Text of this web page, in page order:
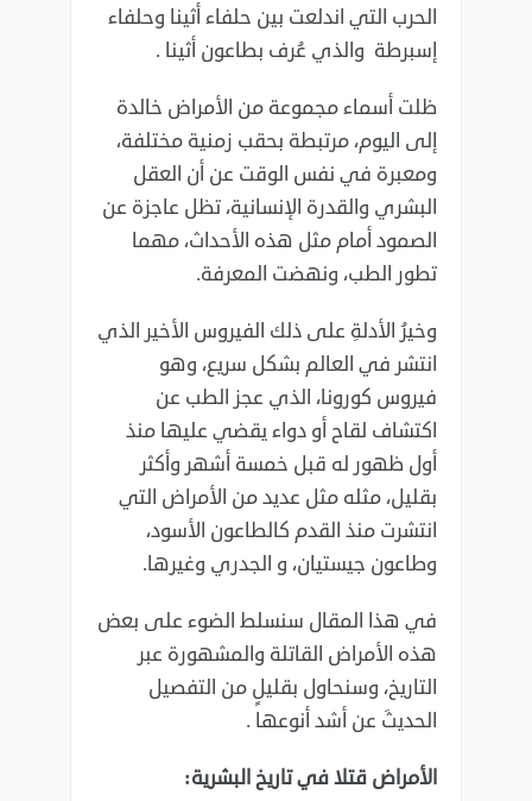
الحرب التي اندلعت بين حلفاء أثينا وحلفاء
إسبرطة‎ ‎والذي عُرف بطاعون أثينا .‏
ظلت أسماء مجموعة من الأمراض خالدة
إلى اليوم، مرتبطة بحقب زمنية مختلفة،
‏ومعبرة في نفس الوقت عن أن العقل
البشري والقدرة الإنسانية، تظل عاجزة عن
‏الصمود أمام مثل هذه الأحداث، مهما
تطور الطب، ونهضت المعرفة.‏
وخيرُ الأدلةِ على ذلك الفيروس الأخير الذي
انتشر في العالم بشكل سريع، وهو
‏فيروس كورونا، الذي عجز الطب عن
اكتشاف لقاح أو دواء يقضي عليها منذ
أول ‏ظهور له قبل خمسة أشهر وأكثر
بقليل، مثله مثل عديد من الأمراض التي
انتشرت منذ ‏القدم كالطاعون الأسود،
وطاعون جيستيان، و الجدري وغيرها.‏
في هذا المقال سنسلط الضوء على بعض
هذه الأمراض القاتلة والمشهورة عبر
‏التاريخ، وسنحاول بقليلٍ من التفصيل
الحديثَ عن أشد أنوعها . ‏
الأمراض قتلا في تاريخ البشرية:‏